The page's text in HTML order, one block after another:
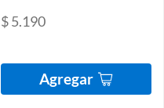
$ 5.190
Agregar